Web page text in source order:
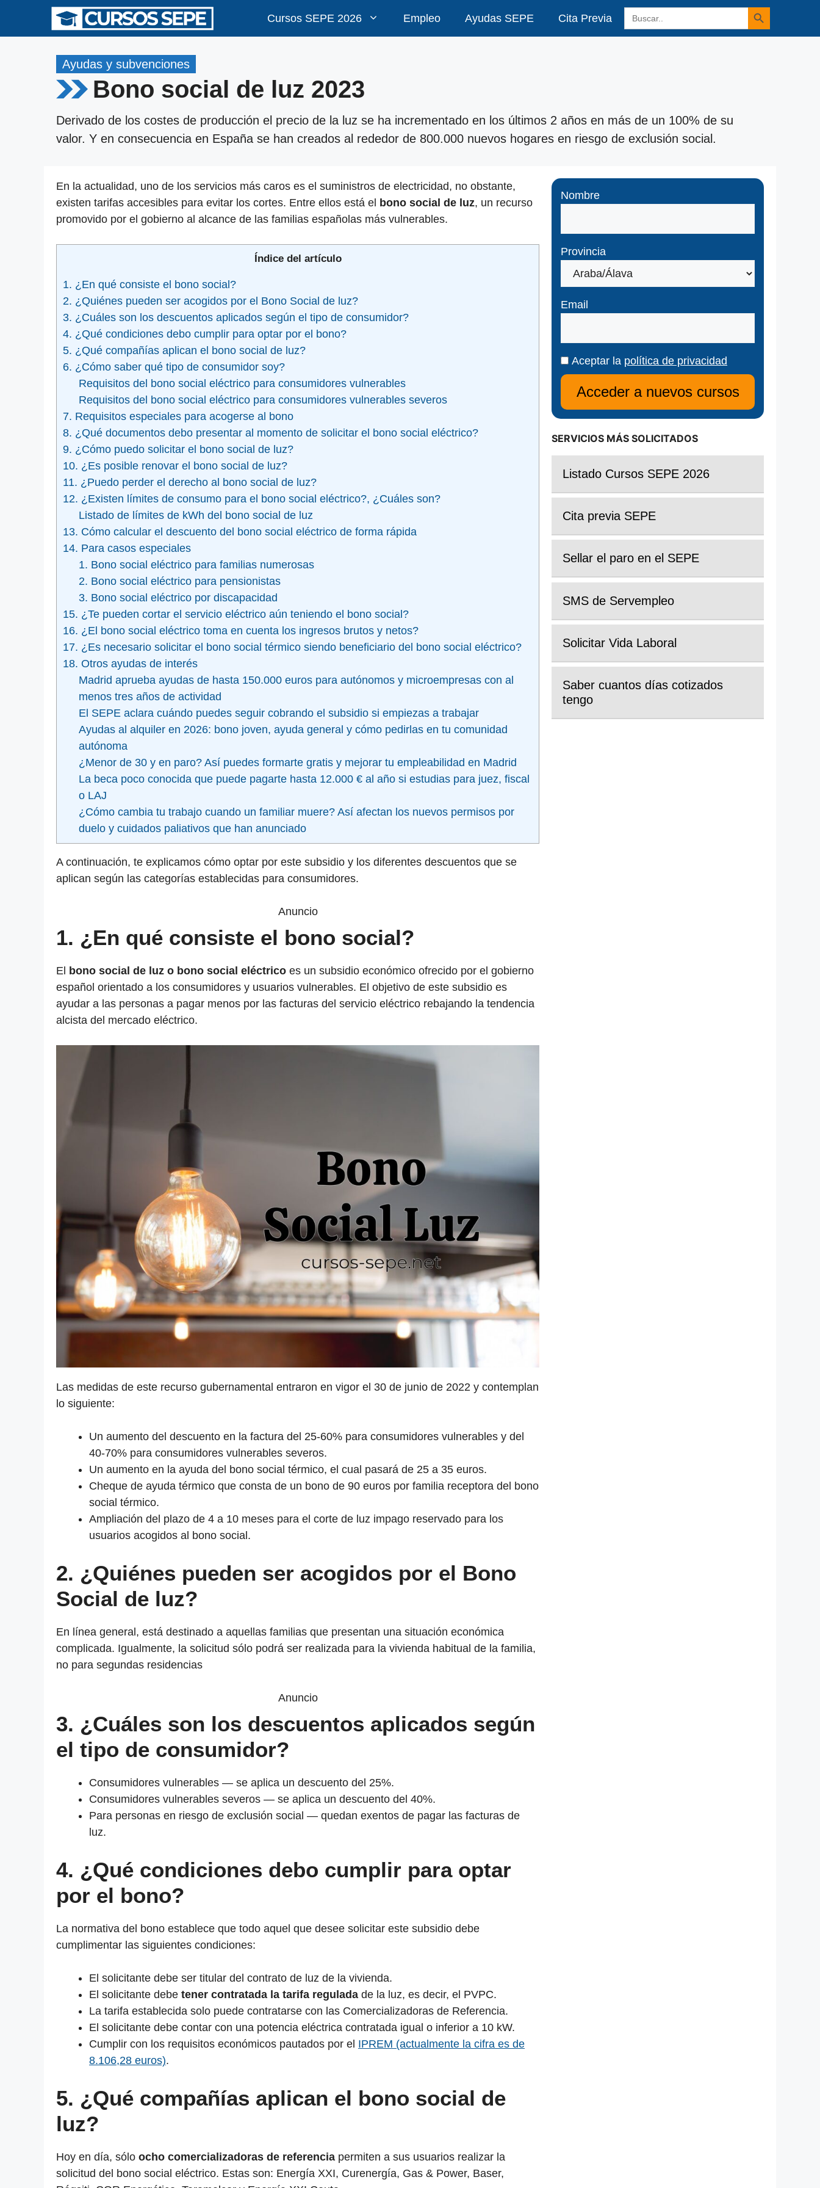
contenido
Cursos SEPE 2026 Empleo Ayudas SEPE Cita Previa Buscar: Botón de búsqueda
Ayudas y subvenciones
Bono social de luz 2023
Derivado de los costes de producción el precio de la luz se ha incrementado en los últimos 2 años en más de un 100% de su
valor. Y en consecuencia en España se han creados al rededor de 800.000 nuevos hogares en riesgo de exclusión social.
En la actualidad, uno de los servicios más caros es el suministros de electricidad, no obstante,
existen tarifas accesibles para evitar los cortes. Entre ellos está el bono social de luz, un recurso
promovido por el gobierno al alcance de las familias españolas más vulnerables.
Índice del artículo
1. ¿En qué consiste el bono social?
2. ¿Quiénes pueden ser acogidos por el Bono Social de luz?
3. ¿Cuáles son los descuentos aplicados según el tipo de consumidor?
4. ¿Qué condiciones debo cumplir para optar por el bono?
5. ¿Qué compañías aplican el bono social de luz?
6. ¿Cómo saber qué tipo de consumidor soy?
Requisitos del bono social eléctrico para consumidores vulnerables
Requisitos del bono social eléctrico para consumidores vulnerables severos
7. Requisitos especiales para acogerse al bono
8. ¿Qué documentos debo presentar al momento de solicitar el bono social eléctrico?
9. ¿Cómo puedo solicitar el bono social de luz?
10. ¿Es posible renovar el bono social de luz?
11. ¿Puedo perder el derecho al bono social de luz?
12. ¿Existen límites de consumo para el bono social eléctrico?, ¿Cuáles son?
Listado de límites de kWh del bono social de luz
13. Cómo calcular el descuento del bono social eléctrico de forma rápida
14. Para casos especiales
1. Bono social eléctrico para familias numerosas
2. Bono social eléctrico para pensionistas
3. Bono social eléctrico por discapacidad
15. ¿Te pueden cortar el servicio eléctrico aún teniendo el bono social?
16. ¿El bono social eléctrico toma en cuenta los ingresos brutos y netos?
17. ¿Es necesario solicitar el bono social térmico siendo beneficiario del bono social eléctrico?
18. Otros ayudas de interés
Madrid aprueba ayudas de hasta 150.000 euros para autónomos y microempresas con al
menos tres años de actividad
El SEPE aclara cuándo puedes seguir cobrando el subsidio si empiezas a trabajar
Ayudas al alquiler en 2026: bono joven, ayuda general y cómo pedirlas en tu comunidad
autónoma
¿Menor de 30 y en paro? Así puedes formarte gratis y mejorar tu empleabilidad en Madrid
La beca poco conocida que puede pagarte hasta 12.000 € al año si estudias para juez, fiscal
o LAJ
¿Cómo cambia tu trabajo cuando un familiar muere? Así afectan los nuevos permisos por
duelo y cuidados paliativos que han anunciado
A continuación, te explicamos cómo optar por este subsidio y los diferentes descuentos que se
aplican según las categorías establecidas para consumidores.
Anuncio
1. ¿En qué consiste el bono social?
El bono social de luz o bono social eléctrico es un subsidio económico ofrecido por el gobierno
español orientado a los consumidores y usuarios vulnerables. El objetivo de este subsidio es
ayudar a las personas a pagar menos por las facturas del servicio eléctrico rebajando la tendencia
alcista del mercado eléctrico.
Las medidas de este recurso gubernamental entraron en vigor el 30 de junio de 2022 y contemplan
lo siguiente:
Un aumento del descuento en la factura del 25-60% para consumidores vulnerables y del
40-70% para consumidores vulnerables severos.
Un aumento en la ayuda del bono social térmico, el cual pasará de 25 a 35 euros.
Cheque de ayuda térmico que consta de un bono de 90 euros por familia receptora del bono
social térmico.
Ampliación del plazo de 4 a 10 meses para el corte de luz impago reservado para los
usuarios acogidos al bono social.
2. ¿Quiénes pueden ser acogidos por el Bono
Social de luz?
En línea general, está destinado a aquellas familias que presentan una situación económica
complicada. Igualmente, la solicitud sólo podrá ser realizada para la vivienda habitual de la familia,
no para segundas residencias
Anuncio
3. ¿Cuáles son los descuentos aplicados según
el tipo de consumidor?
Consumidores vulnerables — se aplica un descuento del 25%.
Consumidores vulnerables severos — se aplica un descuento del 40%.
Para personas en riesgo de exclusión social — quedan exentos de pagar las facturas de
luz.
4. ¿Qué condiciones debo cumplir para optar
por el bono?
La normativa del bono establece que todo aquel que desee solicitar este subsidio debe
cumplimentar las siguientes condiciones:
El solicitante debe ser titular del contrato de luz de la vivienda.
El solicitante debe tener contratada la tarifa regulada de la luz, es decir, el PVPC.
La tarifa establecida solo puede contratarse con las Comercializadoras de Referencia.
El solicitante debe contar con una potencia eléctrica contratada igual o inferior a 10 kW.
Cumplir con los requisitos económicos pautados por el IPREM (actualmente la cifra es de
8.106,28 euros).
5. ¿Qué compañías aplican el bono social de
luz?
Hoy en día, sólo ocho comercializadoras de referencia permiten a sus usuarios realizar la
solicitud del bono social eléctrico. Estas son: Energía XXI, Curenergía, Gas & Power, Baser,
Nombre
Provincia
Email
Aceptar la política de privacidad
SERVICIOS MÁS SOLICITADOS
Listado Cursos SEPE 2026
Cita previa SEPE
Sellar el paro en el SEPE
SMS de Servempleo
Solicitar Vida Laboral
Saber cuantos días cotizados
tengo